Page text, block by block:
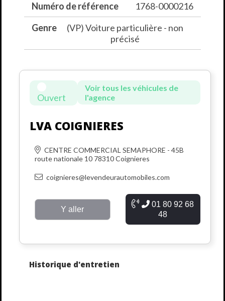
Numéro de référence
1768-0000216
Genre
(VP) Voiture particulière - non
précisé
Ouvert
Voir tous les véhicules de
l'agence
LVA COIGNIERES
CENTRE COMMERCIAL SEMAPHORE - 45B
route nationale 10 78310 Coignieres
coignieres@levendeurautomobiles.com
Y aller
01 80 92 68
48
Historique d'entretien